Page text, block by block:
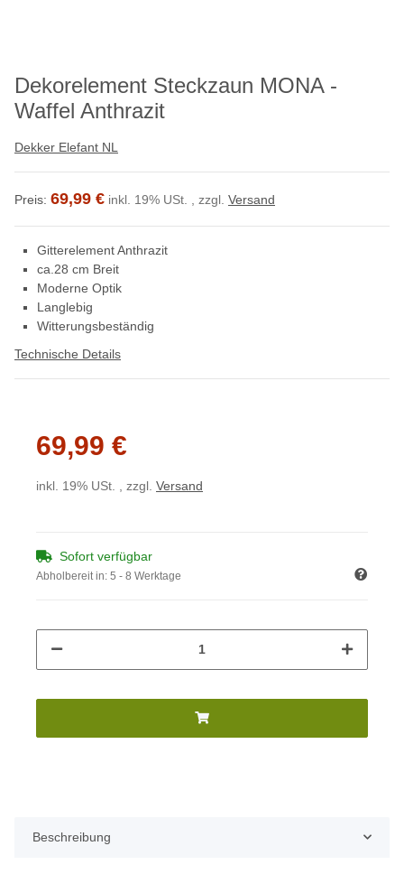
Dekorelement Steckzaun MONA -
Waffel Anthrazit
Dekker Elefant NL
Preis: 69,99 € inkl. 19% USt. , zzgl. Versand
Gitterelement Anthrazit
ca.28 cm Breit
Moderne Optik
Langlebig
Witterungsbeständig
Technische Details
69,99 €
inkl. 19% USt. , zzgl. Versand
Sofort verfügbar
Abholbereit in: 5 - 8 Werktage
Beschreibung